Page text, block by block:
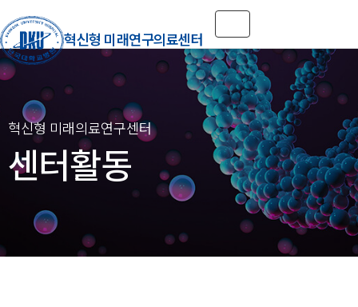
Toggle navigation
혁신형 미래연구의료센터
센터활동